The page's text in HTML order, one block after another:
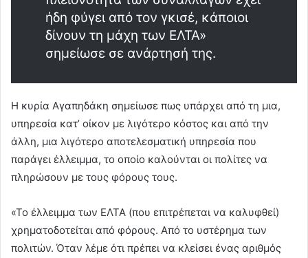
ήδη φύγει από τον γκισέ, κάποιοι
δίνουν τη μάχη των ΕΛΤΑ»
σημείωσε σε ανάρτησή της.
Η κυρία Αγαπηδάκη σημείωσε πως υπάρχει από τη μια,
υπηρεσία κατ’ οίκον με λιγότερο κόστος και από την
άλλη, μια λιγότερο αποτελεσματική υπηρεσία που
παράγει έλλειμμα, το οποίο καλούνται οι πολίτες να
πληρώσουν με τους φόρους τους.
«Το έλλειμμα των ΕΛΤΑ (που επιτρέπεται να καλυφθεί)
χρηματοδοτείται από φόρους. Από το υστέρημα των
πολιτών. Όταν λέμε ότι πρέπει να κλείσει ένας αριθμός